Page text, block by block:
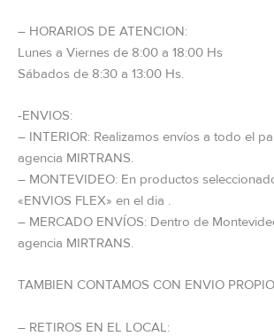
– HORARIOS DE ATENCION:
Lunes a Viernes de 8:00 a 18:00 Hs
Sábados de 8:30 a 13:00 Hs.
-ENVIOS:
– INTERIOR: Realizamos envíos a todo el
agencia MIRTRANS.
– MONTEVIDEO: En productos
«ENVIOS FLEX» en el dia .
– MERCADO ENVÍOS: Dentro de
agencia MIRTRANS.
TAMBIEN CONTAMOS CON ENVIO PROPIO
– RETIROS EN EL LOCAL: